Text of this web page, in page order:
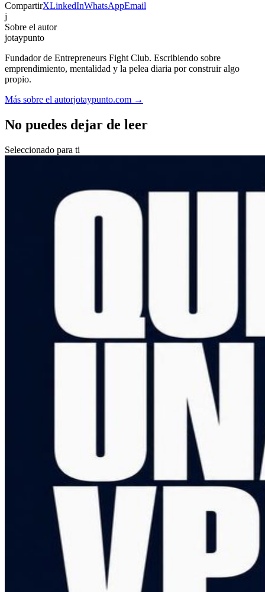
CompartirXLinkedInWhatsAppEmail
j
Sobre el autor
jotaypunto
Fundador de Entrepreneurs Fight Club. Escribiendo sobre
emprendimiento, mentalidad y la pelea diaria por construir algo
propio.
Más sobre el autorjotaypunto.com →
No puedes dejar de leer
Seleccionado para ti